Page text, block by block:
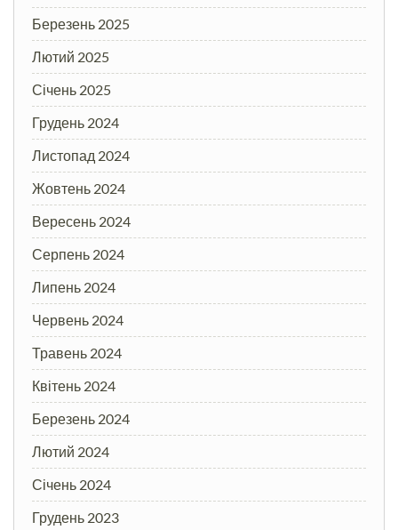
Березень 2025
Лютий 2025
Січень 2025
Грудень 2024
Листопад 2024
Жовтень 2024
Вересень 2024
Серпень 2024
Липень 2024
Червень 2024
Травень 2024
Квітень 2024
Березень 2024
Лютий 2024
Січень 2024
Грудень 2023